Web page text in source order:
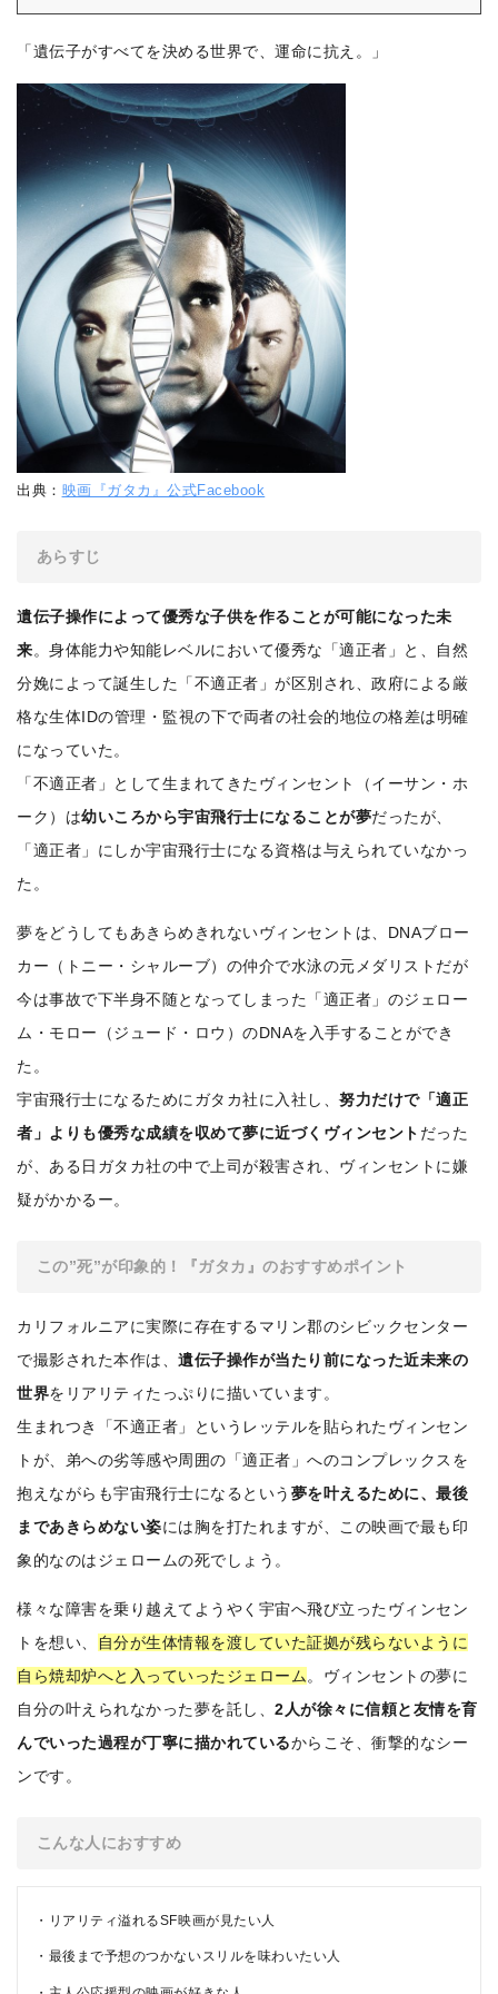
「遺伝子がすべてを決める世界で、運命に抗え。」
出典： 映画『ガタカ』公式Facebook
あらすじ
遺伝子操作によって優秀な子供を作ることが可能になった未
来。身体能力や知能レベルにおいて優秀な「適正者」と、自然
分娩によって誕生した「不適正者」が区別され、政府による厳
格な生体IDの管理・監視の下で両者の社会的地位の格差は明確
になっていた。
「不適正者」として生まれてきたヴィンセント（イーサン・ホ
ーク）は幼いころから宇宙飛行士になることが夢だったが、
「適正者」にしか宇宙飛行士になる資格は与えられていなかっ
た。
夢をどうしてもあきらめきれないヴィンセントは、DNAブロー
カー（トニー・シャルーブ）の仲介で水泳の元メダリストだが
今は事故で下半身不随となってしまった「適正者」のジェロー
ム・モロー（ジュード・ロウ）のDNAを入手することができ
た。
宇宙飛行士になるためにガタカ社に入社し、努力だけで「適正
者」よりも優秀な成績を収めて夢に近づくヴィンセント だった
が、ある日ガタカ社の中で上司が殺害され、ヴィンセントに嫌
疑がかかるー。
この”死”が印象的！『ガタカ』のおすすめポイント
カリフォルニアに実際に存在するマリン郡のシビックセンター
で撮影された本作は、遺伝子操作が当たり前になった近未来の
世界をリアリティたっぷりに描いています。
生まれつき「不適正者」というレッテルを貼られたヴィンセン
トが、弟への劣等感や周囲の「適正者」へのコンプレックスを
抱えながらも宇宙飛行士になるという 夢を叶えるために、最後
まであきらめない姿には胸を打たれますが、この映画で最も印
象的なのはジェロームの死でしょう。
様々な障害を乗り越えてようやく宇宙へ飛び立ったヴィンセン
トを想い、
自分が生体情報を渡していた証拠が残らないように
自ら焼却炉へと入っていったジェローム 。ヴィンセントの夢に
自分の叶えられなかった夢を託し、2人が徐々に信頼と友情を育
んでいった過程が丁寧に描かれているからこそ、衝撃的なシー
ンです。
こんな人におすすめ
リアリティ溢れるSF映画が見たい人
最後まで予想のつかないスリルを味わいたい人